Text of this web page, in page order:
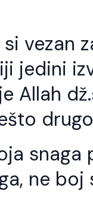
vezan
jedini
Allah
snaga
ne boj